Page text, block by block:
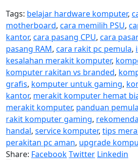
Tags: belajar hardware komputer,
motherboard, cara memilih PSU,
kantor, cara pasang CPU, cara
pasang RAM, cara rakit pc pemula,
kesalahan merakit komputer,
komputer rakitan vs branded,
grafis, komputer untuk gaming,
kantor, merakit komputer hemat
merakit komputer, panduan
rakit komputer gaming,
handal, service komputer, tips
perakitan pc aman, upgrade
Share: FacebookTwitter Linkedin